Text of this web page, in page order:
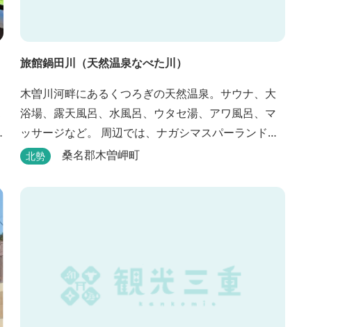
旅館鍋田川（天然温泉なべた川）
木曽川河畔にあるくつろぎの天然温泉。サウナ、大
浴場、露天風呂、水風呂、ウタセ湯、アワ風呂、マ
ッサージなど。 周辺では、ナガシマスパーランド、
国営木曽三川公園が楽しめます。（車で２０分）
北勢 桑名郡木曽岬町